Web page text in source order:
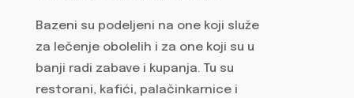
Bazeni su podeljeni na one koji služe
za lečenje obolelih i za one koji su u
banji radi zabave i kupanja. Tu su
restorani, kafići, palačinkarnice i